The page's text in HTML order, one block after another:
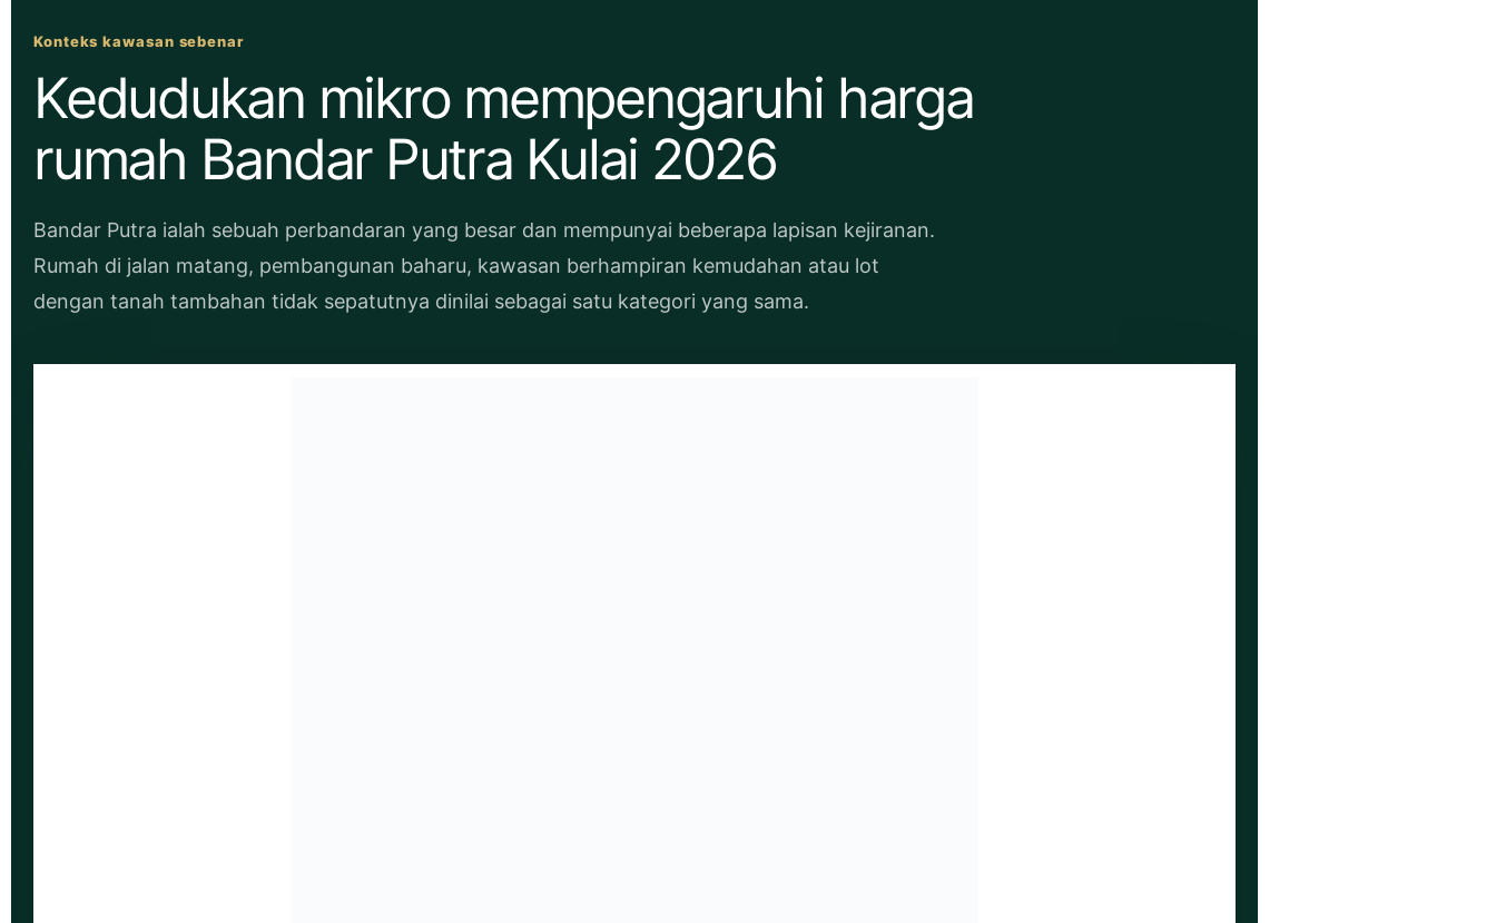
Konteks kawasan sebenar
Kedudukan mikro mempengaruhi harga
rumah Bandar Putra Kulai 2026
Bandar Putra ialah sebuah perbandaran yang besar dan mempunyai beberapa lapisan kejiranan.
Rumah di jalan matang, pembangunan baharu, kawasan berhampiran kemudahan atau lot
dengan tanah tambahan tidak sepatutnya dinilai sebagai satu kategori yang sama.